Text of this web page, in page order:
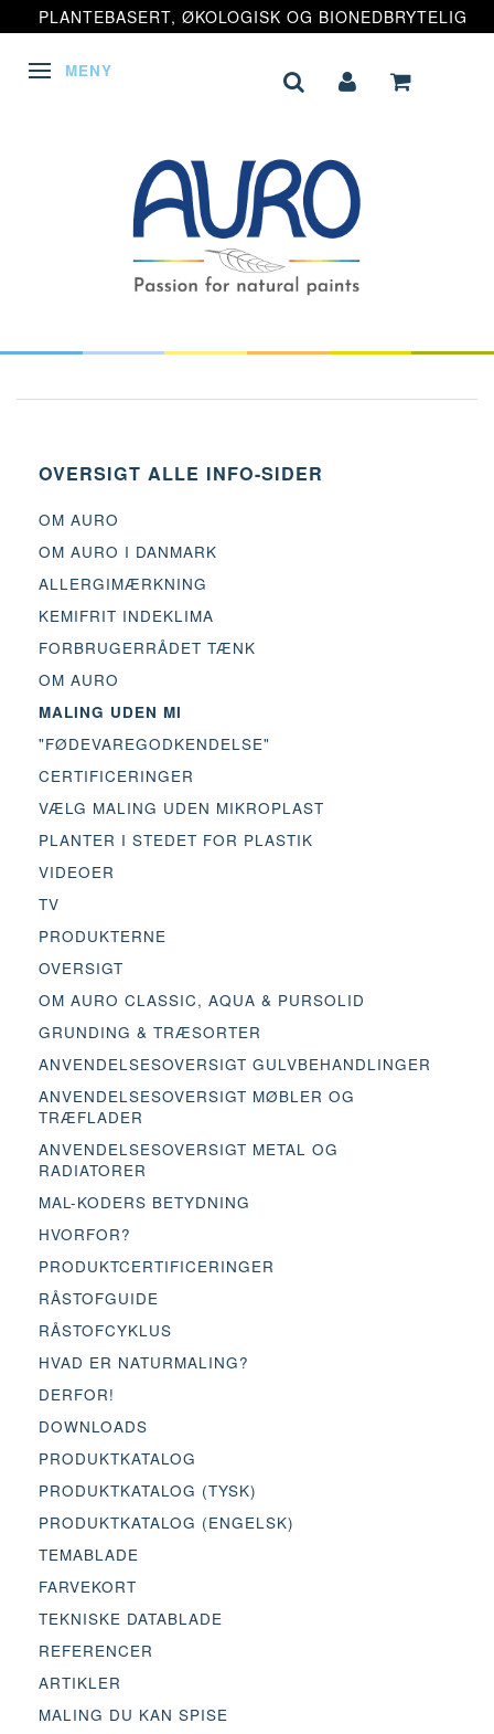
PLANTEBASERT, ØKOLOGISK OG BIONEDBRYTELIG
VEKSLE NAVIGASJON
MENY
OVERSIGT ALLE INFO-SIDER
OM AURO
OM AURO I DANMARK
ALLERGIMÆRKNING
KEMIFRIT INDEKLIMA
FORBRUGERRÅDET TÆNK
OM AURO
MALING UDEN MI
"FØDEVAREGODKENDELSE"
CERTIFICERINGER
VÆLG MALING UDEN MIKROPLAST
PLANTER I STEDET FOR PLASTIK
VIDEOER
TV
PRODUKTERNE
OVERSIGT
OM AURO CLASSIC, AQUA & PURSOLID
GRUNDING & TRÆSORTER
ANVENDELSESOVERSIGT GULVBEHANDLINGER
ANVENDELSESOVERSIGT MØBLER OG
TRÆFLADER
ANVENDELSESOVERSIGT METAL OG
RADIATORER
MAL-KODERS BETYDNING
HVORFOR?
PRODUKTCERTIFICERINGER
RÅSTOFGUIDE
RÅSTOFCYKLUS
HVAD ER NATURMALING?
DERFOR!
DOWNLOADS
PRODUKTKATALOG
PRODUKTKATALOG (TYSK)
PRODUKTKATALOG (ENGELSK)
TEMABLADE
FARVEKORT
TEKNISKE DATABLADE
REFERENCER
ARTIKLER
MALING DU KAN SPISE